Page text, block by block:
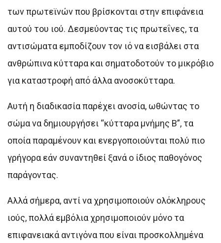
των πρωτεϊνών που βρίσκονται στην επιφάνεια
αυτού του ιού. Δεσμεύοντας τις πρωτεΐνες, τα
αντισώματα εμποδίζουν τον ιό να εισβάλει στα
ανθρώπινα κύτταρα και σηματοδοτούν το μικρόβιο
για καταστροφή από άλλα ανοσοκύτταρα.
Αυτή η διαδικασία παρέχει ανοσία, ωθώντας το
σώμα να δημιουργήσει “κύτταρα μνήμης Β”, τα
οποία παραμένουν και ενεργοποιούνται πολύ πιο
γρήγορα εάν συναντηθεί ξανά ο ίδιος παθογόνος
παράγοντας.
Αλλά σήμερα, αντί να χρησιμοποιούν ολόκληρους
ιούς, πολλά εμβόλια χρησιμοποιούν μόνο τα
επιφανειακά αντιγόνα που είναι προσκολλημένα